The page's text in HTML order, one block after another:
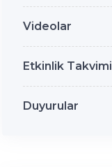
Videolar
Etkinlik Takvimi
Duyurular